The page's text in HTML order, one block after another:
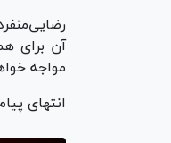
آن برای
مواجه
انتهای